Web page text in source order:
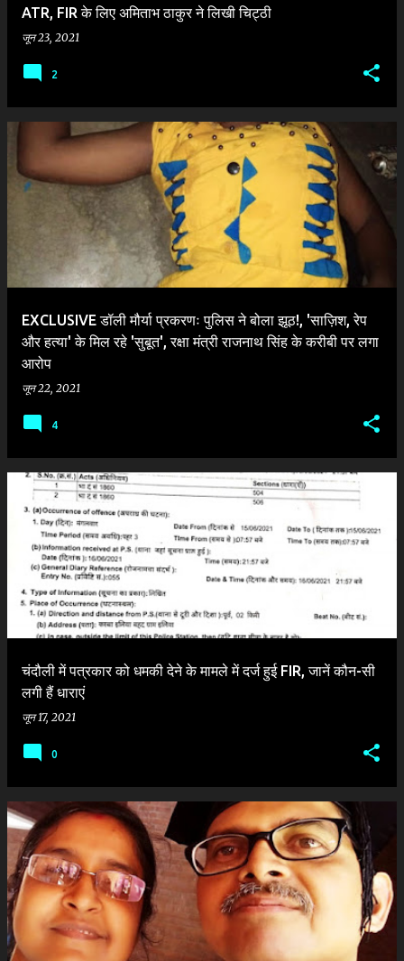
ATR, FIR के लिए अमिताभ ठाकुर ने लिखी चिट्ठी
जून 23, 2021
2
EXCLUSIVE डॉली मौर्या प्रकरणः पुलिस ने बोला झूठ!, 'साज़िश, रेप
और हत्या' के मिल रहे 'सुबूत', रक्षा मंत्री राजनाथ सिंह के करीबी पर लगा
आरोप
जून 22, 2021
4
चंदौली में पत्रकार को धमकी देने के मामले में दर्ज हुई FIR, जानें कौन-सी
लगी हैं धाराएं
जून 17, 2021
0